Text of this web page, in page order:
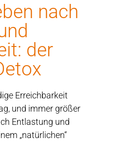
nach
der
Erreichbarkeit
und immer größer
Entlastung und
„natürlichen“